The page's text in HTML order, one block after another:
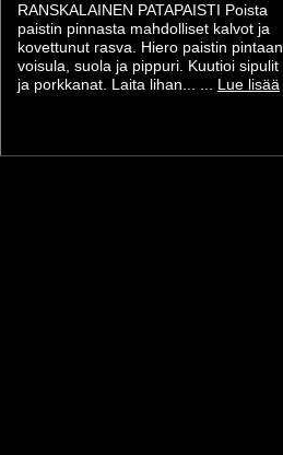
RANSKALAINEN PATAPAISTI Poista
paistin pinnasta mahdolliset kalvot ja
kovettunut rasva. Hiero paistin pintaan
voisula, suola ja pippuri. Kuutioi sipulit
ja porkkanat. Laita lihan... ...
Lue lisää